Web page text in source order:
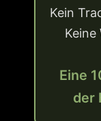
Kein
Keine
Eine
der